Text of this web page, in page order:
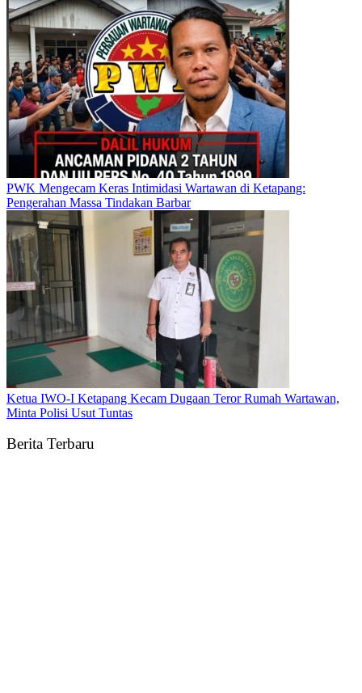
PWK Mengecam Keras Intimidasi Wartawan di Ketapang:
Pengerahan Massa Tindakan Barbar
Ketua IWO-I Ketapang Kecam Dugaan Teror Rumah Wartawan,
Minta Polisi Usut Tuntas
Berita Terbaru